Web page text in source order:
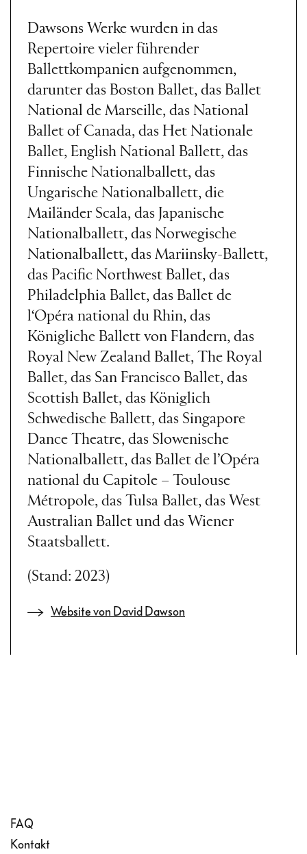
Dawsons Werke wurden in das
Repertoire vieler führender
Ballettkompanien aufgenommen,
darunter das Boston Ballet, das Ballet
National de Marseille, das National
Ballet of Canada, das Het Nationale
Ballet, English National Ballett, das
Finnische Nationalballett, das
Ungarische Nationalballett, die
Mailänder Scala, das Japanische
Nationalballett, das Norwegische
Nationalballett, das Mariinsky-Ballett,
das Pacific Northwest Ballet, das
Philadelphia Ballet, das Ballet de
l‘Opéra national du Rhin, das
Königliche Ballett von Flandern, das
Royal New Zealand Ballet, The Royal
Ballet, das San Francisco Ballet, das
Scottish Ballet, das Königlich
Schwedische Ballett, das Singapore
Dance Theatre, das Slowenische
Nationalballett, das Ballet de l’Opéra
national du Capitole – Toulouse
Métropole, das Tulsa Ballet, das West
Australian Ballet und das Wiener
Staatsballett.
(Stand: 2023)
Website von David Dawson
FAQ
Kontakt